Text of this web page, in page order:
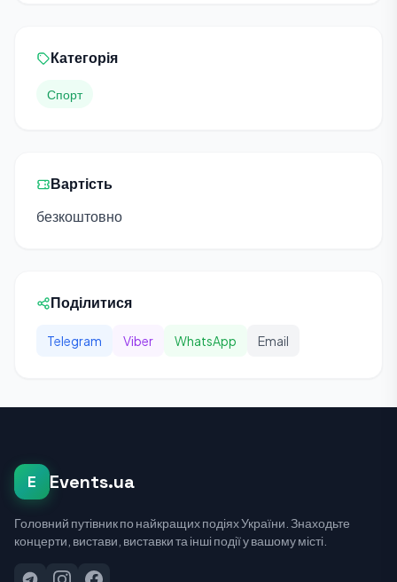
Категорія
Спорт
Вартість
безкоштовно
Поділитися
Telegram Viber WhatsApp Email
E Events.ua
Головний путівник по найкращих подіях України. Знаходьте
концерти, вистави, виставки та інші події у вашому місті.